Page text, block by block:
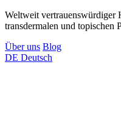
Weltweit vertrauenswürdiger
transdermalen und topischen
Über uns Blog
DE Deutsch